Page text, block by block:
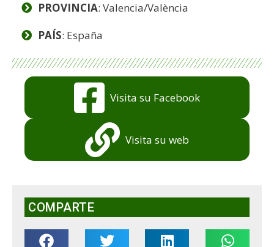
PROVINCIA: Valencia/València
PAÍS: España
Visita su Facebook
Visita su web
COMPARTE